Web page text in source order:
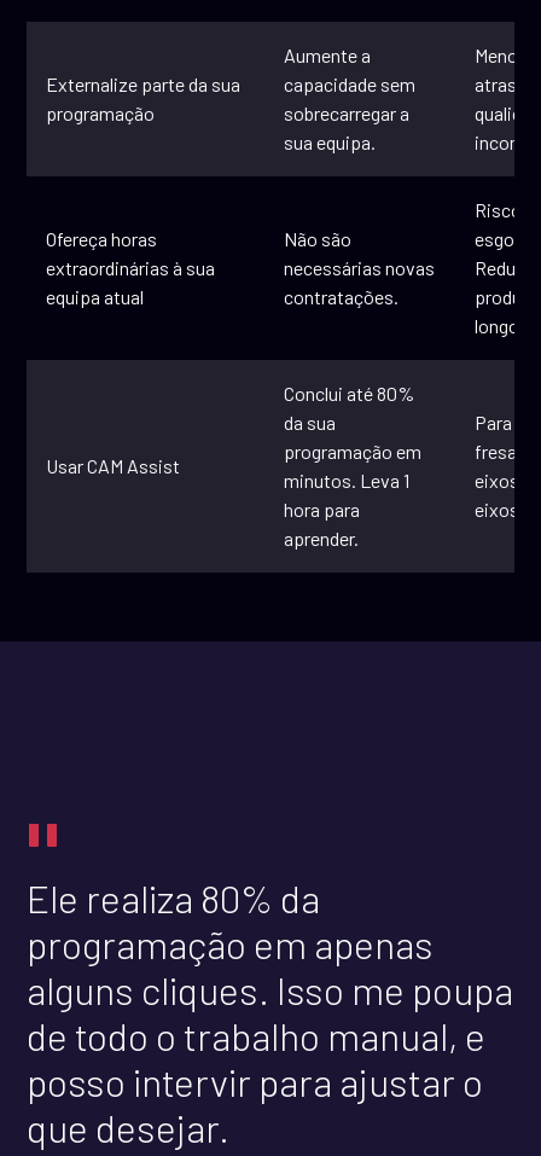
Externalize parte da sua
programação
Aumente a
capacidade sem
sobrecarregar a
sua equipa.
Menos
atrasos
Ofereça horas
extraordinárias à sua
equipa atual
Não são
necessárias novas
contratações.
Risco
longo
Usar CAM Assist
Conclui até 80%
da sua
programação em
minutos. Leva 1
hora para
aprender.
Para já,
eixos e
eixos.
"
Ele realiza 80% da
programação em apenas
alguns cliques. Isso me poupa
de todo o trabalho manual, e
posso intervir para ajustar o
que desejar.